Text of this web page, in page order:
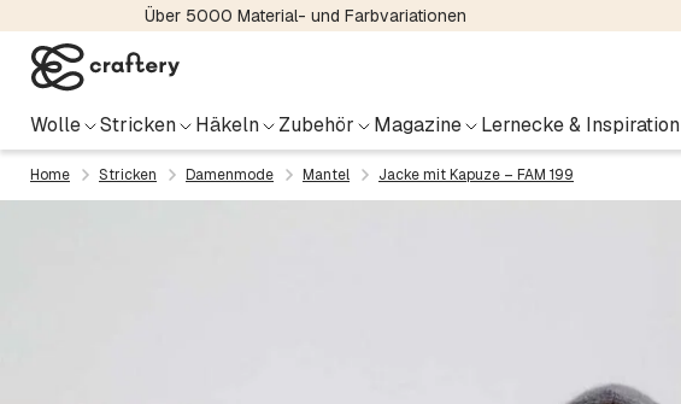
Über 5000 Material- und Farbvariationen
Wolle Stricken Häkeln Zubehör Magazine Lernecke & Inspiration
Home Stricken Damenmode Mantel Jacke mit Kapuze – FAM 199